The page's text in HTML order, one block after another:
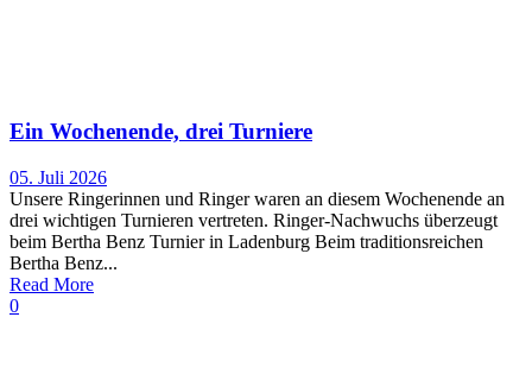
Ein Wochenende, drei Turniere
05. Juli 2026
Unsere Ringerinnen und Ringer waren an diesem Wochenende an
drei wichtigen Turnieren vertreten. Ringer-Nachwuchs überzeugt
beim Bertha Benz Turnier in Ladenburg Beim traditionsreichen
Bertha Benz...
Read More
0